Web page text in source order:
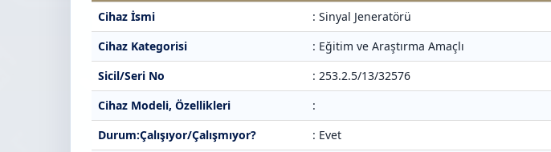
Cihaz İsmi
: Sinyal Jeneratörü
Cihaz Kategorisi
: Eğitim ve Araştırma Amaçlı
Sicil/Seri No
: 253.2.5/13/32576
Cihaz Modeli, Özellikleri
:
Durum:Çalışıyor/Çalışmıyor?
: Evet